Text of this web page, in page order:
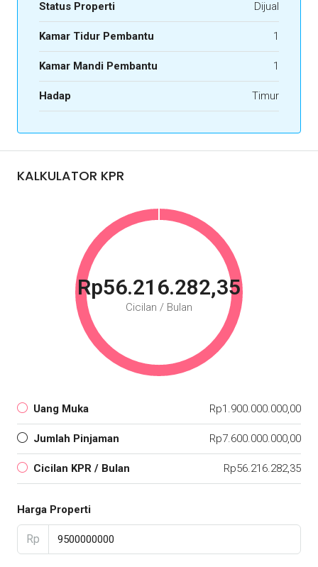
Status Properti Dijual
Kamar Tidur Pembantu 1
Kamar Mandi Pembantu 1
Hadap Timur
KALKULATOR KPR
Rp56.216.282,35
Cicilan / Bulan
Uang Muka Rp1.900.000.000,00
Jumlah Pinjaman Rp7.600.000.000,00
Cicilan KPR / Bulan Rp56.216.282,35
Harga Properti
Rp